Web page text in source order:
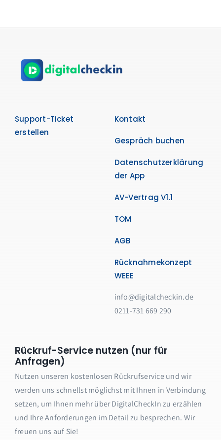
Support-Ticket
erstellen
Kontakt
Gespräch buchen
Datenschutzerklärung
der App
AV-Vertrag V1.1
TOM
AGB
Rücknahmekonzept
WEEE
info@digitalcheckin.de
0211-731 669 290
Rückruf-Service nutzen (nur für
Anfragen)
Nutzen unseren kostenlosen Rückrufservice und wir
werden uns schnellst möglichst mit Ihnen in Verbindung
setzen, um Ihnen mehr über DigitalCheckIn zu erzählen
und Ihre Anforderungen im Detail zu besprechen. Wir
freuen uns auf Sie!